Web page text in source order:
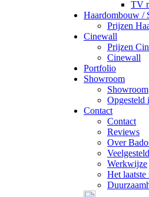
TV
Haardombouw /
Prijzen
Cinewall
Prijzen
Cinewall
Portfolio
Showroom
Showroom
Opgesteld
Contact
Contact
Reviews
Over
Werkwijze
Het laatste